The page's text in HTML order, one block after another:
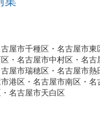
屋市千種区・名古屋市東
・名古屋市中村区・名古
屋市瑞穂区・名古屋市熱
港区・名古屋市南区・名
名古屋市天白区